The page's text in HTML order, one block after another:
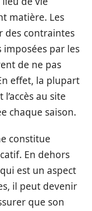
matière. Les
des contraintes
imposées par les
de ne pas
effet, la plupart
au site
chaque saison.
constitue
En dehors
est un aspect
il peut devenir
que son